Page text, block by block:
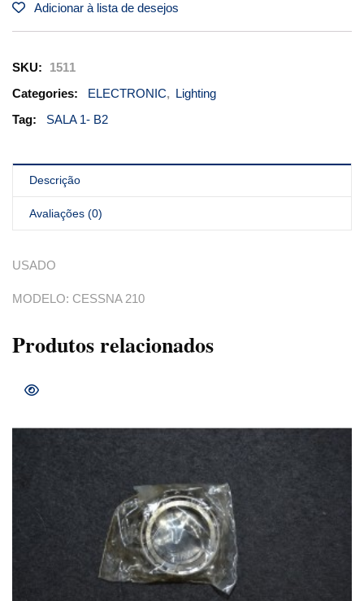
Adicionar à lista de desejos
SKU:
1511
Categories:
ELECTRONIC, Lighting
Tag:
SALA 1- B2
Descrição
Avaliações (0)
USADO
MODELO: CESSNA 210
Produtos relacionados